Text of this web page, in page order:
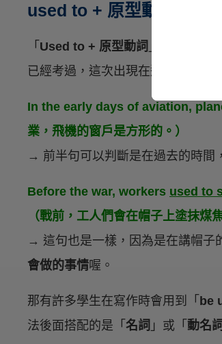
used to + 原型動詞
「 Used to + 原型動詞
已經考過，這次出現在選項的機率
In the early days of aviation,
業，飛機的窗戶是方形的。）
→ 前半句可以判斷是在過去的時間
Before the war, workers used to
（戰前，工人們會在帽子上塗抹煤
→ 這句也是一樣，因為是在講帽子
會做的事情喔。
那有許多學生在寫作時會用到「 be
法後面搭配的是「 名詞 」或「 動名詞